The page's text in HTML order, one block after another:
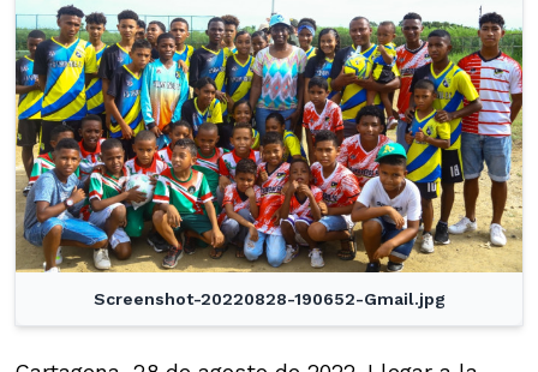
Screenshot-20220828-190652-Gmail.jpg